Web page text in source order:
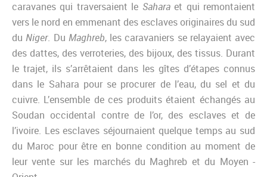
caravanes qui traversaient le Saharaet qui remontaient
vers le nord en emmenant des esclaves originaires du sud
duNiger. Du Maghreb, les caravaniers se relayaient avec
des dattes, des verroteries, des bijoux, des tissus. Durant
le trajet, ils s’arrêtaient dans les gîtes d’étapes connus
dans le Sahara pour se procurer de l’eau, du sel et du
cuivre. L’ensemble de ces produits étaient échangés au
Soudan occidental contre de l’or, des esclaves et de
l’ivoire. Les esclaves séjournaient quelque temps au sud
du Maroc pour être en bonne condition au moment de
leur vente sur les marchés du Maghreb et du Moyen -